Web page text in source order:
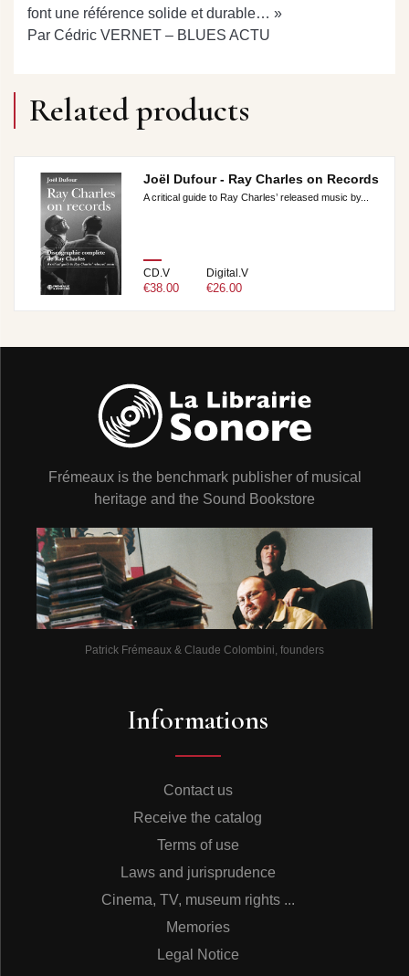
font une référence solide et durable… »
Par Cédric VERNET – BLUES ACTU
Related products
Joël Dufour - Ray Charles on Records
A critical guide to Ray Charles’ released music by...
CD.V
€38.00
Digital.V
€26.00
Frémeaux is the benchmark publisher of musical
heritage and the Sound Bookstore
Patrick Frémeaux & Claude Colombini, founders
Informations
Contact us
Receive the catalog
Terms of use
Laws and jurisprudence
Cinema, TV, museum rights ...
Memories
Legal Notice